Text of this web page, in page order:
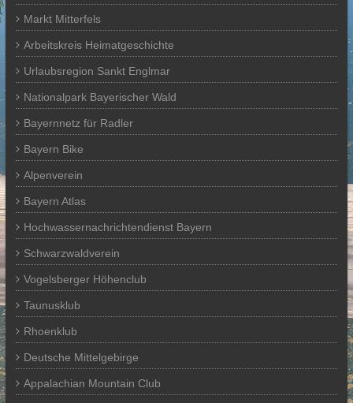
Markt Mitterfels
Arbeitskreis Heimatgeschichte
Urlaubsregion Sankt Englmar
Nationalpark Bayerischer Wald
Bayernnetz für Radler
Bayern Bike
Alpenverein
Bayern Atlas
Hochwassernachrichtendienst Bayern
Schwarzwaldverein
Vogelsberger Höhenclub
Taunusklub
Rhoenklub
Deutsche Mittelgebirge
Appalachian Mountain Club